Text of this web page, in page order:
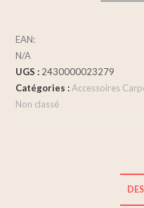
EAN:
N/A
UGS : 2430000023279
Catégories :Accessoires
Non classé